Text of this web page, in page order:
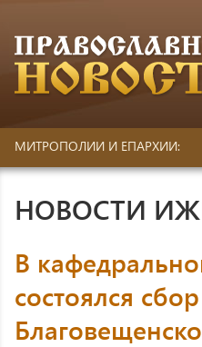
МИТРОПОЛИИ И ЕПАРХИИ:
НОВОСТИ
В
состоялся